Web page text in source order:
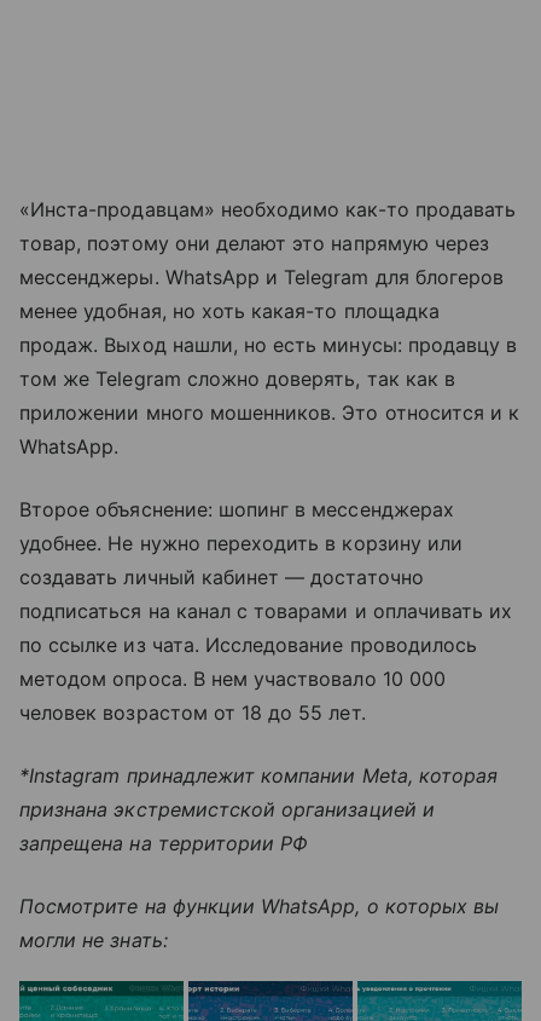
«Инста-продавцам» необходимо как-то продавать
товар, поэтому они делают это напрямую через
мессенджеры. WhatsApp и Telegram для блогеров
менее удобная, но хоть какая-то площадка
продаж. Выход нашли, но есть минусы: продавцу в
том же Telegram сложно доверять, так как в
приложении много мошенников. Это относится и к
WhatsApp.
Второе объяснение: шопинг в мессенджерах
удобнее. Не нужно переходить в корзину или
создавать личный кабинет — достаточно
подписаться на канал с товарами и оплачивать их
по ссылке из чата. Исследование проводилось
методом опроса. В нем участвовало 10 000
человек возрастом от 18 до 55 лет.
*Instagram принадлежит компании Meta, которая
признана экстремистской организацией и
запрещена на территории РФ
Посмотрите на функции WhatsApp, о которых вы
могли не знать: